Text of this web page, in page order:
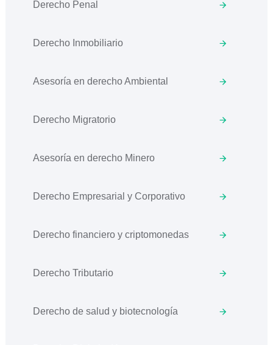
Derecho Penal
Derecho Inmobiliario
Asesoría en derecho Ambiental
Derecho Migratorio
Asesoría en derecho Minero
Derecho Empresarial y Corporativo
Derecho financiero y criptomonedas
Derecho Tributario
Derecho de salud y biotecnología